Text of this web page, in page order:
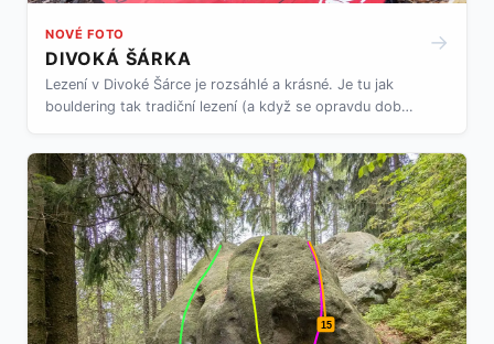
NOVÉ FOTO
DIVOKÁ ŠÁRKA
Lezení v Divoké Šárce je rozsáhlé a krásné. Je tu jak
bouldering tak tradiční lezení (a když se opravdu dobře
této spletici skal a kamenů vyznat. Co si vzít, kam jít
lézt, které sektory jsou nejlepší pro začátečníky? Dejte
tomu chvilku, sedněte si k tomuhle rychlému počtení a
brzo to budete vědět. Připravili jsme si pro vás další
výcuc z lezecké oblasti. Už třetí po Prokopském údolí
a Hlubočepských plotnách.
→
15